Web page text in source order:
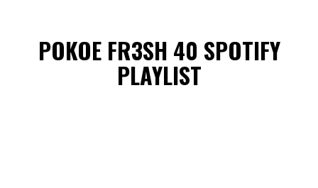
POKOE FR3SH 40 SPOTIFY
PLAYLIST